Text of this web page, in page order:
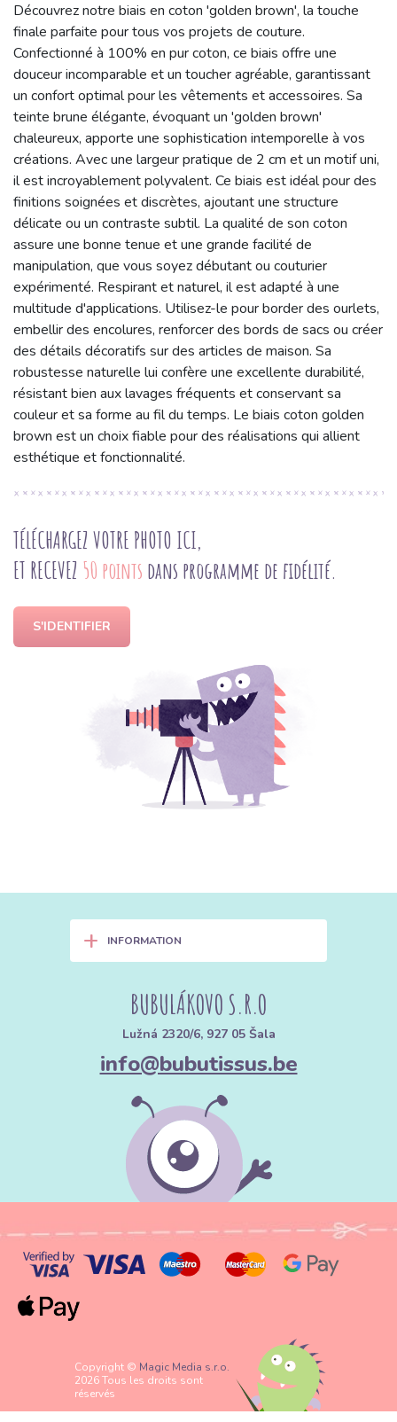
Découvrez notre biais en coton 'golden brown', la touche
finale parfaite pour tous vos projets de couture.
Confectionné à 100% en pur coton, ce biais offre une
douceur incomparable et un toucher agréable, garantissant
un confort optimal pour les vêtements et accessoires. Sa
teinte brune élégante, évoquant un 'golden brown'
chaleureux, apporte une sophistication intemporelle à vos
créations. Avec une largeur pratique de 2 cm et un motif uni,
il est incroyablement polyvalent. Ce biais est idéal pour des
finitions soignées et discrètes, ajoutant une structure
délicate ou un contraste subtil. La qualité de son coton
assure une bonne tenue et une grande facilité de
manipulation, que vous soyez débutant ou couturier
expérimenté. Respirant et naturel, il est adapté à une
multitude d'applications. Utilisez-le pour border des ourlets,
embellir des encolures, renforcer des bords de sacs ou créer
des détails décoratifs sur des articles de maison. Sa
robustesse naturelle lui confère une excellente durabilité,
résistant bien aux lavages fréquents et conservant sa
couleur et sa forme au fil du temps. Le biais coton golden
brown est un choix fiable pour des réalisations qui allient
esthétique et fonctionnalité.
TÉLÉCHARGEZ VOTRE PHOTO ICI,
ET RECEVEZ 50 points dans programme de fidélité.
S'IDENTIFIER
+ INFORMATION
BUBULÁKOVO S.R.O
Lužná 2320/6, 927 05 Šala
info@bubutissus.be
Copyright © Magic Media s.r.o.
2026 Tous les droits sont
réservés